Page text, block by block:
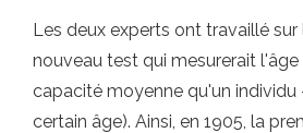
Les deux experts ont travaillé
nouveau test qui mesurerait
capacité moyenne qu'un individu
certain âge). Ainsi, en 1905, la